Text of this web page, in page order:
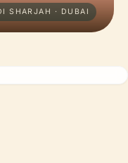
SHARJAH · DUBAI